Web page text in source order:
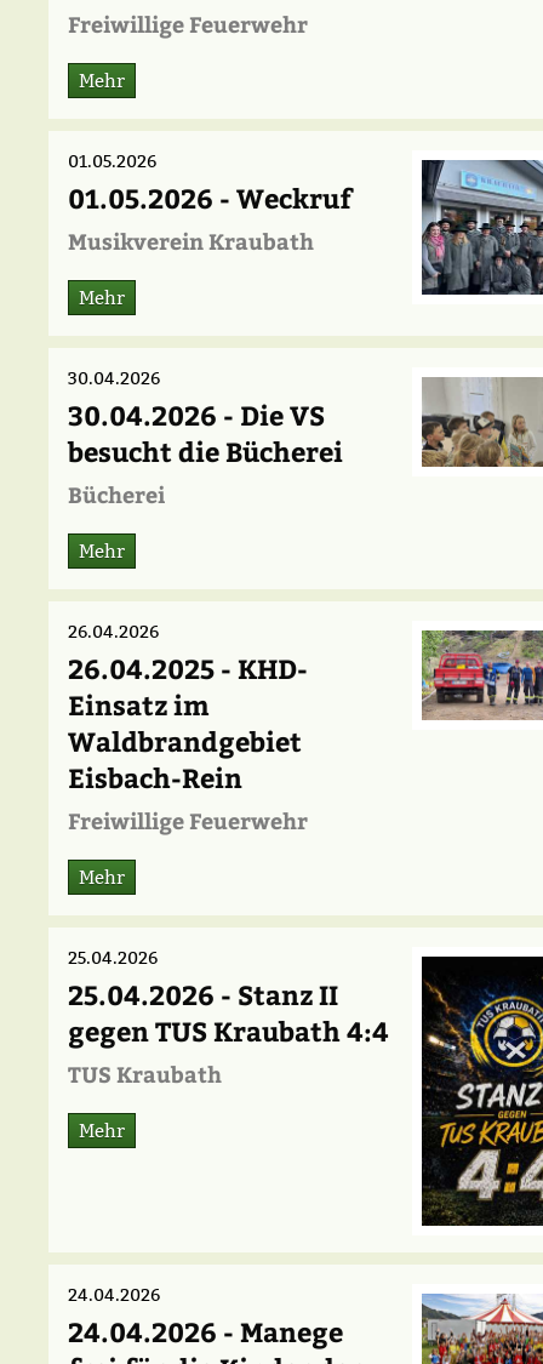
Freiwillige Feuerwehr
Mehr
01.05.2026
01.05.2026 - Weckruf
Musikverein Kraubath
Mehr
30.04.2026
30.04.2026 - Die VS
besucht die Bücherei
Bücherei
Mehr
26.04.2026
26.04.2025 - KHD-
Einsatz im
Waldbrandgebiet
Eisbach-Rein
Freiwillige Feuerwehr
Mehr
25.04.2026
25.04.2026 - Stanz II
gegen TUS Kraubath 4:4
TUS Kraubath
Mehr
24.04.2026
24.04.2026 - Manege